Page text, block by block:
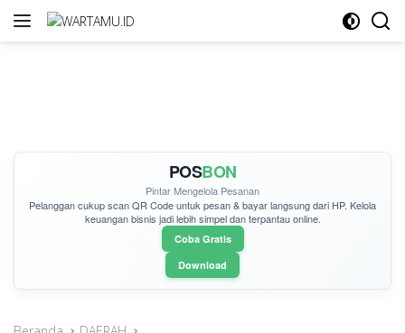
Langsung
POSBON
Pintar Mengelola Pesanan
Pelanggan cukupscan QR Codeuntuk pesan & bayar langsung dari HP. Kelola
keuangan bisnis jadi lebih simpel dan terpantau online.
Coba Gratis
Download